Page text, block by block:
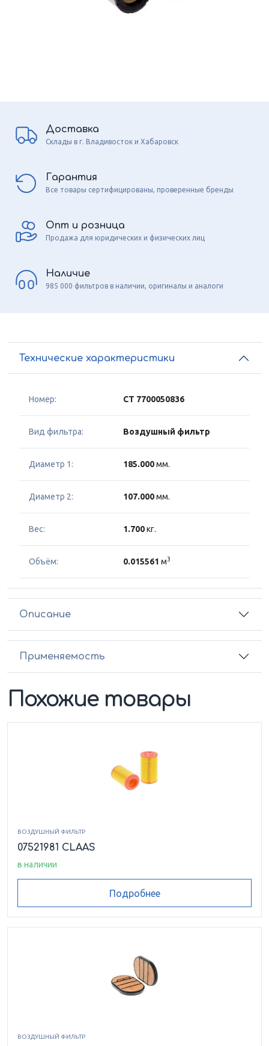
Доставка
Склады в г. Владивосток и Хабаровск
Гарантия
Все товары сертифицированы, проверенные бренды
Опт и розница
Продажа для юридических и физических лиц
Наличие
985 000 фильтров в наличии, оригиналы и аналоги
Технические характеристики
Номер: CT 7700050836
Вид фильтра: Воздушный фильтр
Диаметр 1: 185.000мм.
Диаметр 2: 107.000мм.
Вес: 1.700кг.
Объём: 0.015561 м3
Описание
Применяемость
Похожие товары
ВОЗДУШНЫЙ ФИЛЬТР
07521981 CLAAS
в наличии
Подробнее
ВОЗДУШНЫЙ ФИЛЬТР